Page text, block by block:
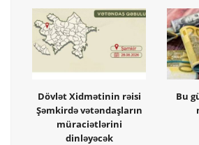
Dövlət Xidmətinin rəisi
Şəmkirdə vətəndaşların
müraciətlərini
dinləyəcək
Bu